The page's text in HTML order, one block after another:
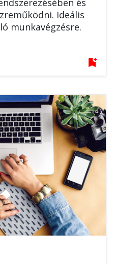
és
Ideális
munkavégzésre.
bookmark_add